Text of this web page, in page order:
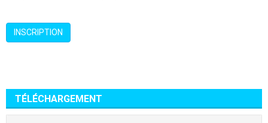
INSCRIPTION
TÉLÉCHARGEMENT